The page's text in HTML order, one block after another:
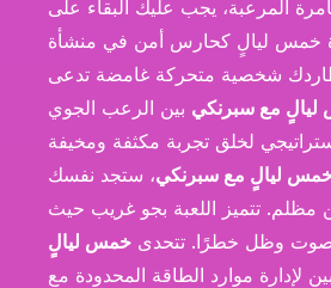
المرعبة، يجب عليك البقاء على
خمس ليالٍ كحارس أمن في منشأة
شخصية متحركة غامضة تدعى
مع سبرنكي بين الرعب الجوي
ليالٍ مع سبرنكي، ستجد نفسك
تتميز اللعبة بجو غريب حيث
وظل خطرًا. تتحدى خمس ليالٍ
لإدارة موارد الطاقة المحدودة مع